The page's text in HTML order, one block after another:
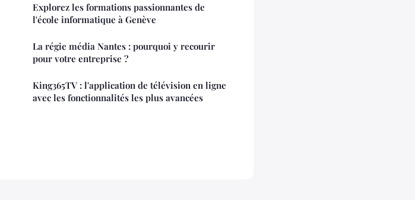
Explorez les formations passionnantes de
l'école informatique à Genève
La régie média Nantes : pourquoi y recourir
pour votre entreprise ?
King365TV : l'application de télévision en ligne
avec les fonctionnalités les plus avancées